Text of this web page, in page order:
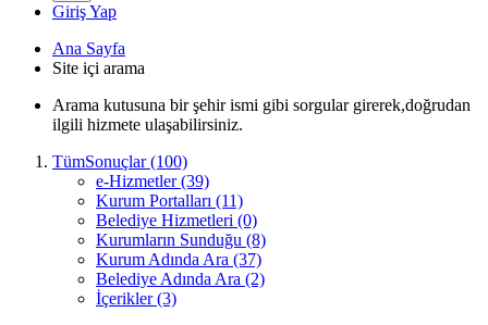
Giriş Yap
Ana Sayfa
Site içi arama
Arama kutusuna bir şehir ismi gibi sorgular girerek,doğrudan
ilgili hizmete ulaşabilirsiniz.
TümSonuçlar (100)
e-Hizmetler (39)
Kurum Portalları (11)
Belediye Hizmetleri (0)
Kurumların Sunduğu (8)
Kurum Adında Ara (37)
Belediye Adında Ara (2)
İçerikler (3)